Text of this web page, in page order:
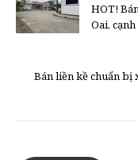
HOT!
Oai,
Bán liền kề chuẩn bị